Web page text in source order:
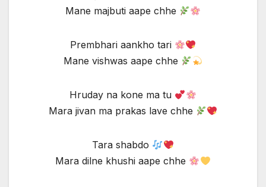
Mane majbuti aape chhe
Prembhari aankho tari
Mane vishwas aape chhe
Hruday na kone ma tu
Mara jivan ma prakas lave chhe
Tara shabdo
Mara dilne khushi aape chhe